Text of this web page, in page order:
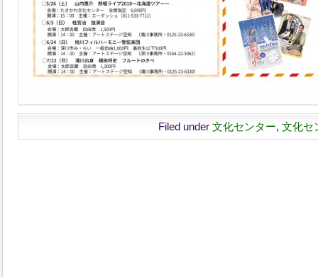
Filed under 文化センター, 文化セ